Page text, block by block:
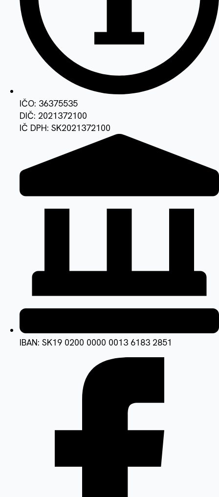
IČO: 36375535
DIČ: 2021372100
IČ DPH: SK2021372100
IBAN: SK19 0200 0000 0013 6183 2851